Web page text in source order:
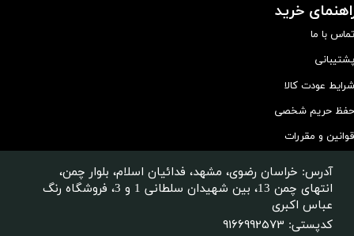
خرید
تماس با ما
پشتیبانی
شرایط عودت کالا
حفظ حریم شخصی
قوانین و مقررات
آدرس: خراسان رضوی، مشهد، فدائیان اسلام، بلوار چمن،
انتهای چمن 13، بین شهیدان سلطانی 1 و 3، فروشگاه رنگ
عباس اکبری
کدپستی: 9166992573